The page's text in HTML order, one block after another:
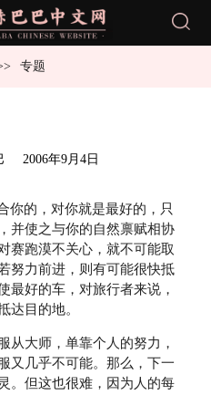
专题
发
2006年9月4日
你的，对你就是最好的，只
并使之与你的自然禀赋相协
赛跑漠不关心，就不可能取
努力前进，则有可能很快抵
最好的车，对旅行者来说，
达目的地。
从大师，单靠个人的努力，
又几乎不可能。那么，下一
。但这也很难，因为人的每